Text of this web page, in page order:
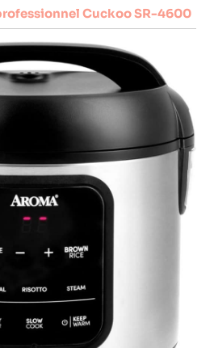
Cuckoo SR-4600